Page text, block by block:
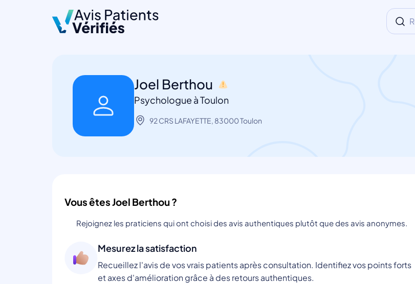
Joel Berthou
Psychologue à Toulon
92 CRS LAFAYETTE, 83000 Toulon
Vous êtes Joel Berthou ?
Rejoignez les praticiens qui ont choisi des avis authentiques plutôt que des avis anonymes.
Mesurez la satisfaction
Recueillez l'avis de vos vrais patients après consultation. Identifiez vos points forts
et axes d'amélioration grâce à des retours authentiques.